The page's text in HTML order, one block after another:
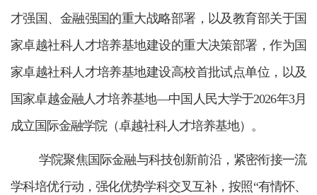
才强国、金融强国的重大战略部署，以及教育部关于国
家卓越社科人才培养基地建设的重大决策部署，作为国
家卓越社科人才培养基地建设高校首批试点单位，以及
国家卓越金融人才培养基地—中国人民大学于2026年3月
成立国际金融学院（卓越社科人才培养基地）。
学院聚焦国际金融与科技创新前沿，紧密衔接一流
学科培优行动，强化优势学科交叉互补，按照“有情怀、